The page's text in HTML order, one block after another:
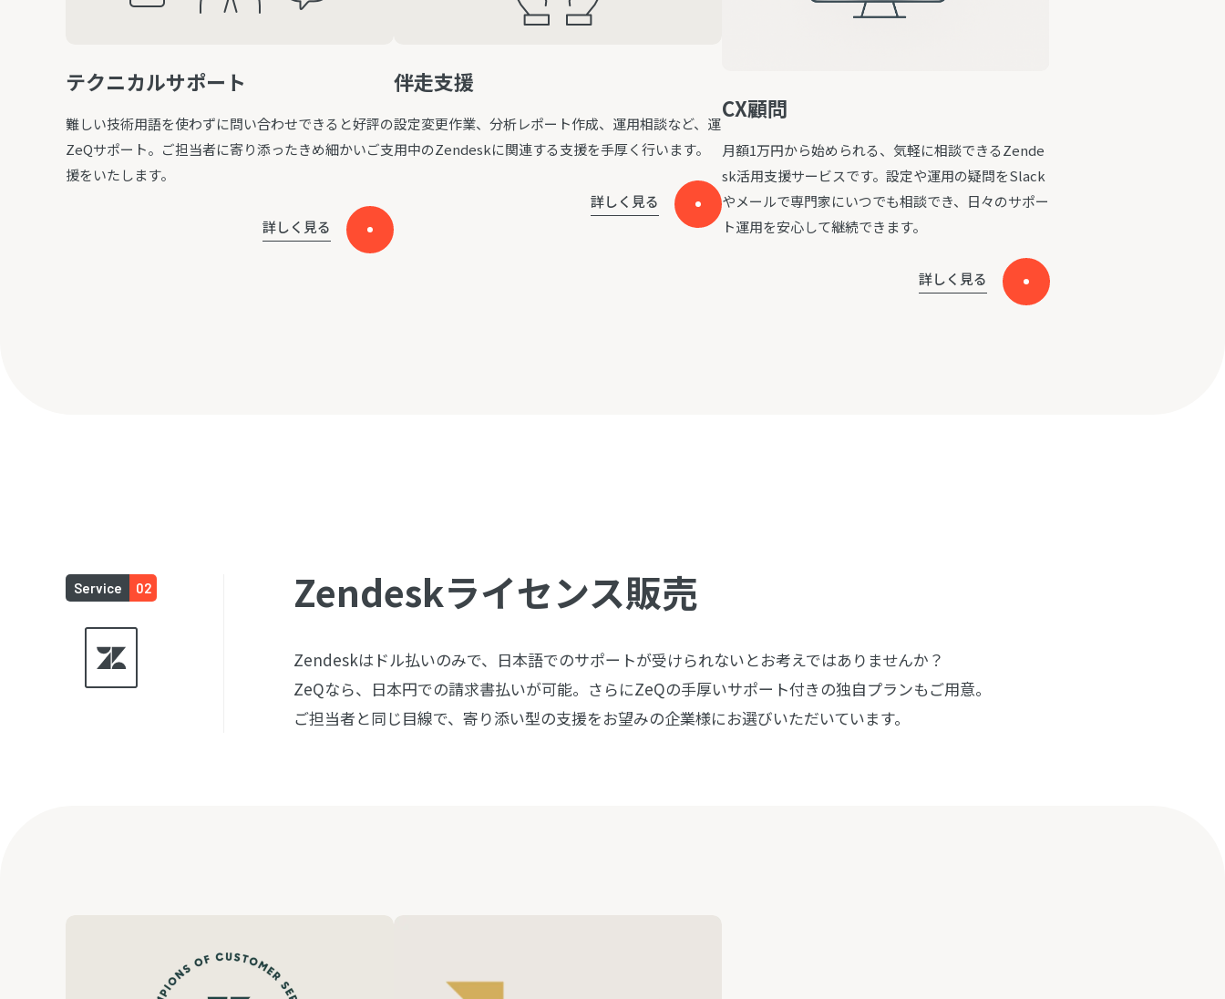
テクニカルサポート
難しい技術用語を使わずに問い合わせできると好評の
ZeQサポート。ご担当者に寄り添ったきめ細かいご支
援をいたします。
詳しく見る
伴走支援
設定変更作業、分析レポート作成、運用相談など、運
用中のZendeskに関連する支援を手厚く行います。
詳しく見る
CX顧問
月額1万円から始められる、気軽に相談できるZende
sk活用支援サービスです。設定や運用の疑問をSlack
やメールで専門家にいつでも相談でき、日々のサポー
ト運用を安心して継続できます。
詳しく見る
Service 02 Zendeskライセンス販売
Zendeskはドル払いのみで、日本語でのサポートが受けられないとお考えではありませんか？
ZeQなら、日本円での請求書払いが可能。さらにZeQの手厚いサポート付きの独自プランもご用意。
ご担当者と同じ目線で、寄り添い型の支援をお望みの企業様にお選びいただいています。